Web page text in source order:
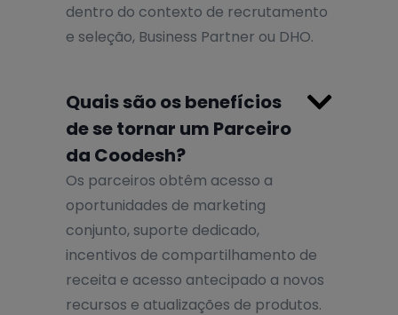
dentro do contexto de recrutamento
e seleção, Business Partner ou DHO.
Quais são os benefícios
de se tornar um Parceiro
da Coodesh?

Os parceiros obtêm acesso a
oportunidades de marketing
conjunto, suporte dedicado,
incentivos de compartilhamento de
receita e acesso antecipado a novos
recursos e atualizações de produtos.